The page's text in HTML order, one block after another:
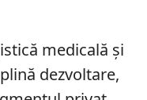
medicală și
dezvoltare,